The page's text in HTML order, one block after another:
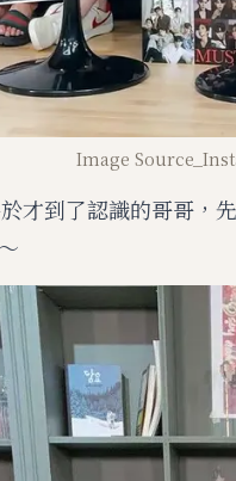
Image
才到了認識的哥哥，